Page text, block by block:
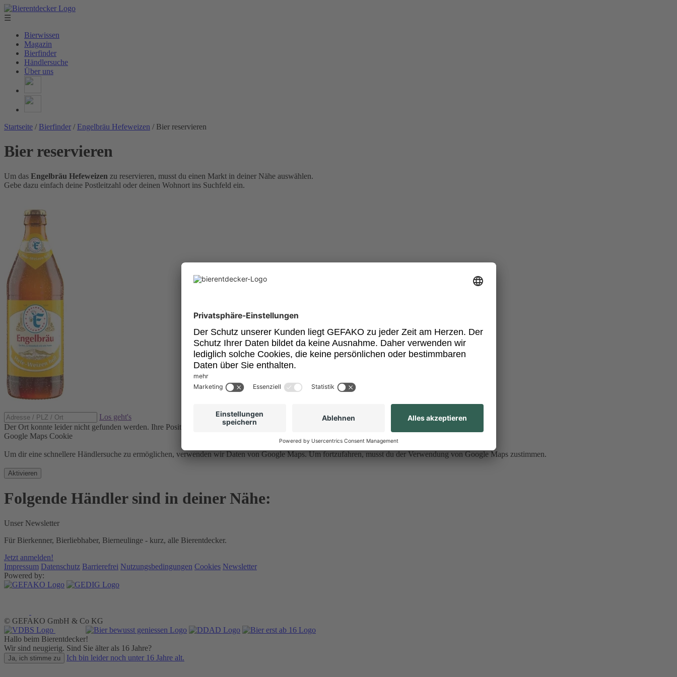
☰
Bierwissen
Magazin
Bierfinder
Händlersuche
Über uns
Startseite / Bierfinder / Engelbräu Hefeweizen / Bier reservieren
Bier reservieren
Um das Engelbräu Hefeweizen zu reservieren, musst du einen Markt in deiner Nähe auswählen.
Gebe dazu einfach deine Postleitzahl oder deinen Wohnort ins Suchfeld ein.
Los geht's
Der Ort konnte leider nicht gefunden werden. Ihre Position konnte nicht ermittelt werden.
Google Maps Cookie
Um dir eine schnellere Händlersuche zu ermöglichen, verwenden wir Daten von Google Maps. Um fortzufahren, musst du der Verwendung von Google Maps zustimmen.
Aktivieren
Folgende Händler sind in deiner Nähe:
Unser Newsletter
Für Bierkenner, Bierliebhaber, Bierneulinge - kurz, alle Bierentdecker.
Jetzt anmelden!
Impressum Datenschutz Barrierefrei Nutzungsbedingungen Cookies Newsletter
Powered by:
© GEFAKO GmbH & Co KG
Hallo beim Bierentdecker!
Wir sind neugierig. Sind Sie älter als 16 Jahre?
Ja, ich stimme zu Ich bin leider noch unter 16 Jahre alt.